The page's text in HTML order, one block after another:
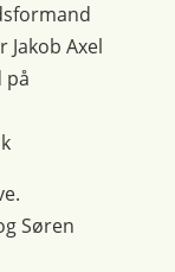
Axel
på
Søren